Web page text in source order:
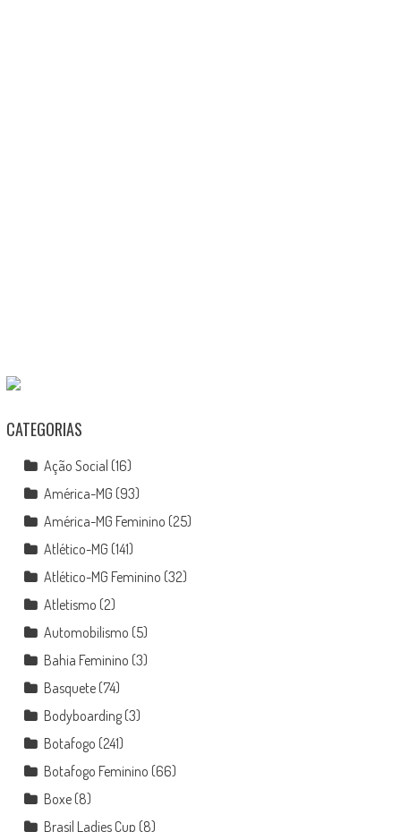
CATEGORIAS
Ação Social (16)
América-MG (93)
América-MG Feminino (25)
Atlético-MG (141)
Atlético-MG Feminino (32)
Atletismo (2)
Automobilismo (5)
Bahia Feminino (3)
Basquete(74)
Bodyboarding(3)
Botafogo (241)
Botafogo Feminino (66)
Boxe(8)
Brasil Ladies Cup (8)